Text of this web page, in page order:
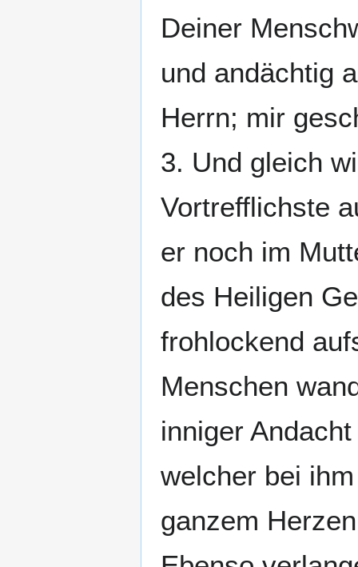
Deiner
und andächtig
Herrn; mir
3. Und gleich
Vortrefflichste
er noch im
des Heiligen
frohlockend
Menschen
inniger
welcher bei
ganzem